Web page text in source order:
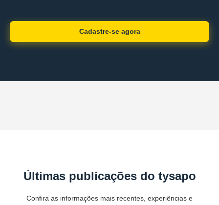
Cadastre-se agora
Últimas publicações do tysapo
Confira as informações mais recentes, experiências e